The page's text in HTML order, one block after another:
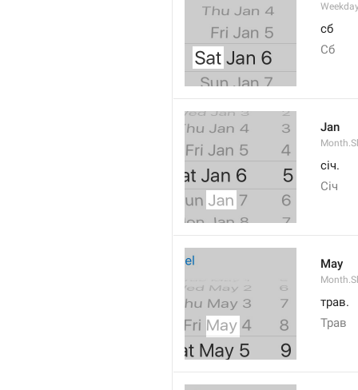
сб
Сб
Jan
січ.
Січ
May
трав.
Трав